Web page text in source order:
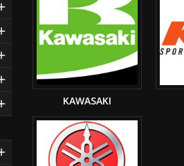
KAWASAKI